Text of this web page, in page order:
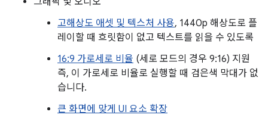
고해상도 애셋 및 텍스처 사용, 1440p 해상도로 플
레이할 때 흐릿함이 없고 텍스트를 읽을 수 있도록
16:9 가로세로 비율 (세로 모드의 경우 9:16) 지원
즉, 이 가로세로 비율로 실행할 때 검은색 막대가 없
습니다.
큰 화면에 맞게 UI 요소 확장